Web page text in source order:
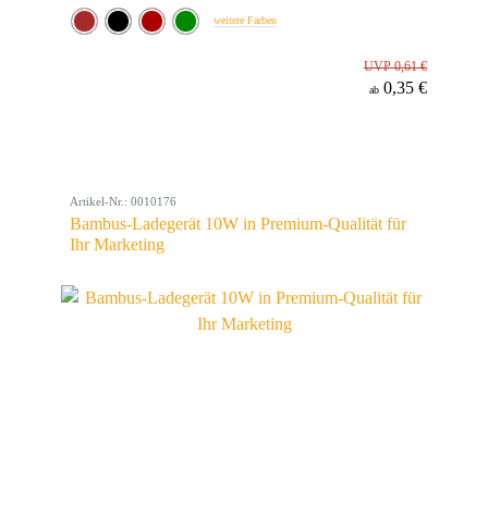
weitere Farben
UVP 0,61 €
ab 0,35 €
Artikel-Nr.: 0010176
Bambus-Ladegerät 10W in Premium-Qualität für
Ihr Marketing